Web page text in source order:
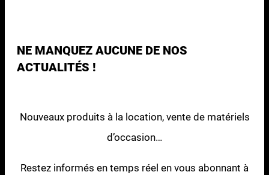
NE MANQUEZ AUCUNE DE NOS
ACTUALITÉS !
Nouveaux produits à la location, vente de matériels
d’occasion…
Restez informés en temps réel en vous abonnant à